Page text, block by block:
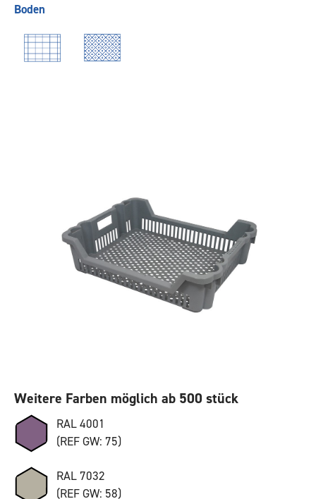
Boden
Weitere Farben möglich ab 500 stück
RAL 4001
(REF GW: 75)
RAL 7032
(REF GW: 58)